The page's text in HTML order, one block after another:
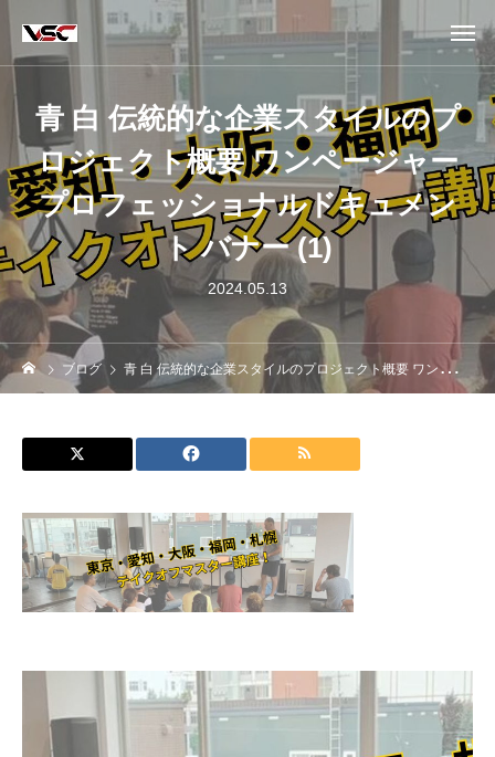
青 白 伝統的な企業スタイルのプ
ロジェクト概要 ワンページャー
プロフェッショナルドキュメン
ト バナー (1)
2024.05.13
ブログ 青 白 伝統的な企業スタイルのプロジェクト概要 ワンページャー プロフェッショナルドキュメント バナー (1)